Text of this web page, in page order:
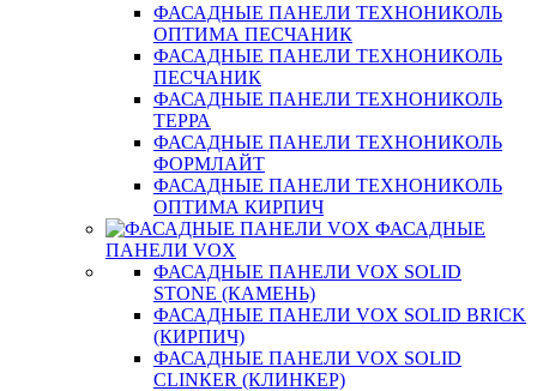
ФАСАДНЫЕ ПАНЕЛИ ТЕХНОНИКОЛЬ
ОПТИМА ПЕСЧАНИК
ФАСАДНЫЕ ПАНЕЛИ ТЕХНОНИКОЛЬ
ПЕСЧАНИК
ФАСАДНЫЕ ПАНЕЛИ ТЕХНОНИКОЛЬ
ТЕРРА
ФАСАДНЫЕ ПАНЕЛИ ТЕХНОНИКОЛЬ
ФОРМЛАЙТ
ФАСАДНЫЕ ПАНЕЛИ ТЕХНОНИКОЛЬ
ОПТИМА КИРПИЧ
ФАСАДНЫЕ
ПАНЕЛИ VOX
ФАСАДНЫЕ ПАНЕЛИ VOX SOLID
STONE (КАМЕНЬ)
ФАСАДНЫЕ ПАНЕЛИ VOX SOLID BRICK
(КИРПИЧ)
ФАСАДНЫЕ ПАНЕЛИ VOX SOLID
CLINКER (КЛИНКЕР)